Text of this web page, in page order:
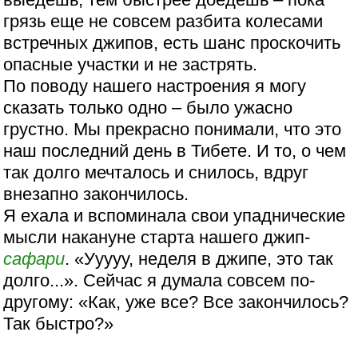
грязь еще не совсем разбита колесами
встречных джипов, есть шанс проскочить
опасные участки и не застрять.
По поводу нашего настроения я могу
сказать только одно – было ужасно
грустно. Мы прекрасно понимали, что это
наш последний день в Тибете. И то, о чем
так долго мечталось и снилось, вдруг
внезапно закончилось.
Я ехала и вспоминала свои упаднические
мысли накануне старта нашего джип-
сафари. «Ууууу, неделя в джипе, это так
долго...». Сейчас я думала совсем по-
другому: «Как, уже все? Все закончилось?
Так быстро?»